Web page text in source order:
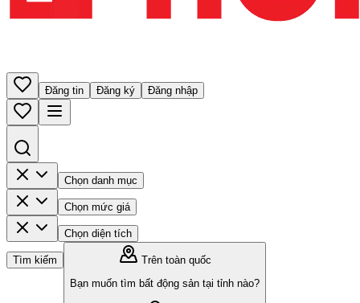
Đăng tin Đăng ký Đăng nhập
Chọn danh mục
Chọn mức giá
Chọn diện tích
Tìm kiếm
Trên toàn quốc
Bạn muốn tìm bất động sản tại tỉnh nào?